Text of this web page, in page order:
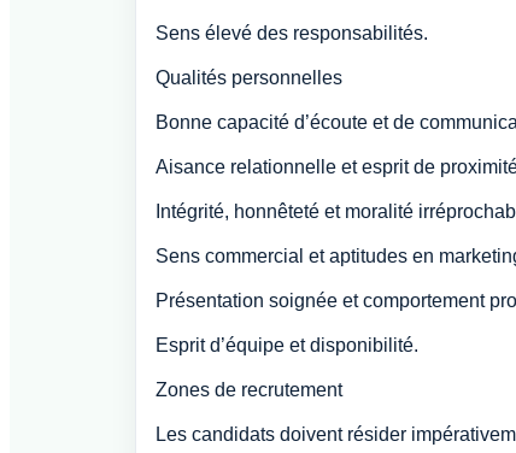
Sens élevé des responsabilités.
Qualités personnelles
Bonne capacité d’écoute et de
Aisance relationnelle et esprit de
Intégrité, honnêteté et moralité
Sens commercial et aptitudes en
Présentation soignée et comportement
Esprit d’équipe et disponibilité.
Zones de recrutement
Les candidats doivent résider